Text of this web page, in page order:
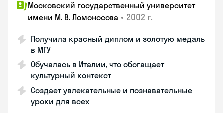
Московский государственный университет
имени М. В. Ломоносова • 2002 г.
Получила красный диплом и золотую медаль
в МГУ
Обучалась в Италии, что обогащает
культурный контекст
Создает увлекательные и познавательные
уроки для всех